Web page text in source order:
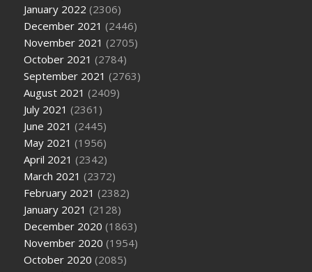
January 2022 (2306)
December 2021 (2446)
November 2021 (2705)
October 2021 (2784)
September 2021 (2763)
August 2021 (2409)
July 2021 (2361)
June 2021 (2445)
May 2021 (1956)
April 2021 (2342)
March 2021 (2372)
February 2021 (2382)
January 2021 (2128)
December 2020 (1863)
November 2020 (1954)
October 2020 (2085)